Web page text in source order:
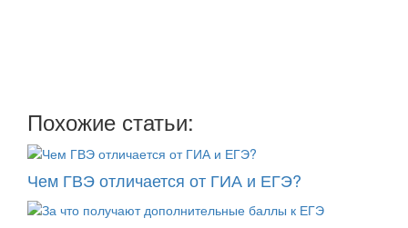
Похожие статьи:
Чем ГВЭ отличается от ГИА и ЕГЭ?